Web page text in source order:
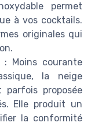
permet
à vos cocktails.
originales qui
: Moins courante
la neige
parfois proposée
Elle produit un
la conformité